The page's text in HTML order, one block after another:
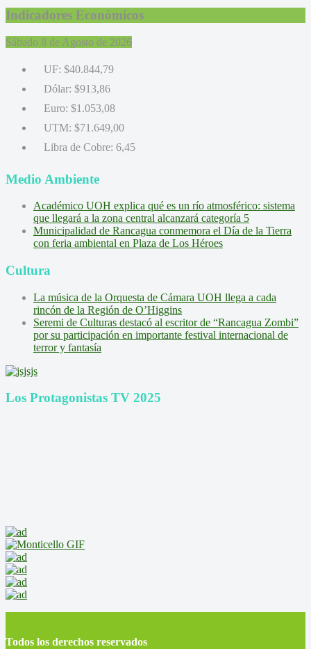
Indicadores Económicos
Sábado 8 de Agosto de 2026
UF: $40.844,79
Dólar: $913,86
Euro: $1.053,08
UTM: $71.649,00
Libra de Cobre: 6,45
Medio Ambiente
Académico UOH explica qué es un río atmosférico: sistema
que llegará a la zona central alcanzará categoría 5
Municipalidad de Rancagua conmemora el Día de la Tierra
con feria ambiental en Plaza de Los Héroes
Cultura
La música de la Orquesta de Cámara UOH llega a cada
rincón de la Región de O’Higgins
Seremi de Culturas destacó al escritor de “Rancagua Zombi”
por su participación en importante festival internacional de
terror y fantasía
Los Protagonistas TV 2025
Todos los derechos reservados